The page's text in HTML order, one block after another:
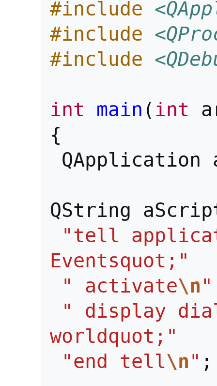
#include
#include
#include
int main ( int
{
QApplication
QString
"tell
Eventsquot;"
" activate\n"
" display
worldquot;"
"end tell\n" ;